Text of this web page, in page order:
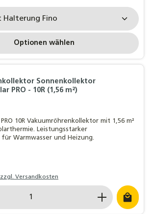
Optionen wählen
Sonnenkollektor
PRO - 10R (1,56 m²)
10R Vakuumröhrenkollektor mit 1,56 m²
Leistungsstarker
Warmwasser und Heizung.
Versandkosten
Gib den gewünschten Wert